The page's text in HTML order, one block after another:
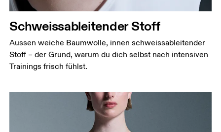
Schweissableitender Stoff
Aussen weiche Baumwolle, innen schweissableitender
Stoff – der Grund, warum du dich selbst nach intensiven
Trainings frisch fühlst.